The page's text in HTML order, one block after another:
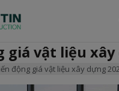
giá vật liệu xây
động giá vật liệu xây dựng